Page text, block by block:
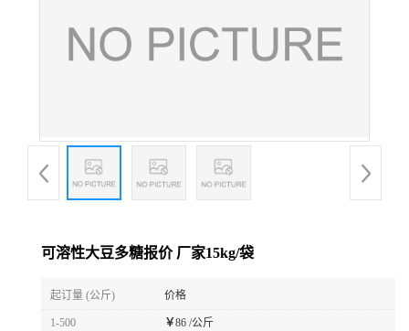
可溶性大豆多糖报价 厂家15kg/袋
起订量 (公斤) 价格
1-500 ￥86 /公斤